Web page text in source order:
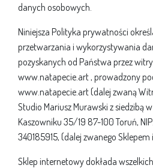
danych osobowych.
Niniejsza Polityka prywatności
przetwarzania i wykorzystywania
pozyskanych od Państwa przez
www.natapecie.art , prowadzony
www.natapecie.art (dalej zwaną
Studio Mariusz Murawski z siedzibą
Kaszowniku 35/19 87-100 Toruń,
340185915, (dalej zwanego
Sklep internetowy dokłada